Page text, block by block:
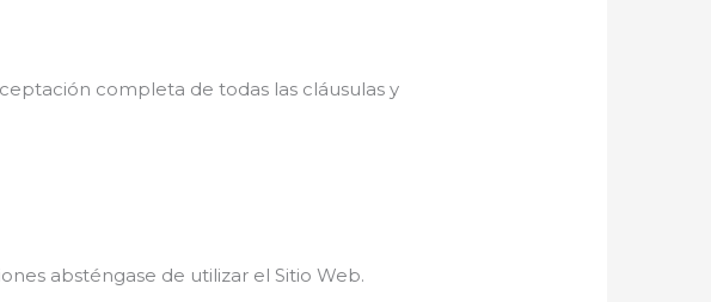
completa de todas las cláusulas y
absténgase de utilizar el Sitio Web.